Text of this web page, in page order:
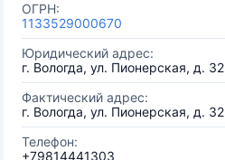
ОГРН:
1133529000670
Юридический адрес:
г. Вологда, ул. Пионерская, д. 32
Фактический адрес:
г. Вологда, ул. Пионерская, д. 32
Телефон:
+79814441303